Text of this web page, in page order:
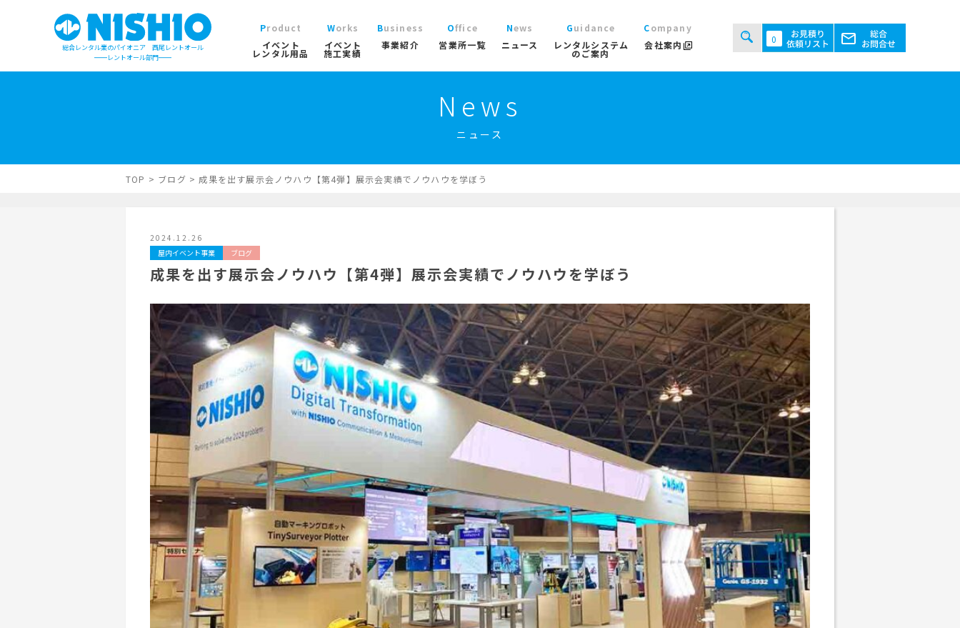
総合レンタル業のパイオニア 西尾レントオール
レントオール部門
イベント
レンタル用品
Product
イベント会場の設営／施工について
デジタルカタログ
イベント用テント
スポーツ施設資材
会場設営用品
屋内イベント 展示会
イベント映像機器
撮影機材・中継機材
テーブル・チェアその他備
品
冷・暖房機器 発電機
遊具・模擬店用品・スポー
ツ
式典用品
フランチャイズおすすめ商品
RA東京スタジオ
Others
イベント
施工実績
Works
事業紹介
Business
屋外イベント事業 屋内イベント事業 トレーラーハウス事業 工事用テント・テント倉庫事業
地域密着イベント キッズ・アミューズメント事業 フランチャイズ事業 まちづくり事業
営業所一覧
Office
ニュース
News
レンタルシステム
のご案内
Guidance
会社案内
Company
0
検索カテゴリ 実績 商品 ニュース/ブログ
News
ニュース
TOP > ブログ > 成果を出す展示会ノウハウ【第4弾】展示会実績でノウハウを学ぼう
2024.12.26
屋内イベント事業
ブログ
成果を出す展示会ノウハウ【第4弾】展示会実績でノウハウを学ぼう